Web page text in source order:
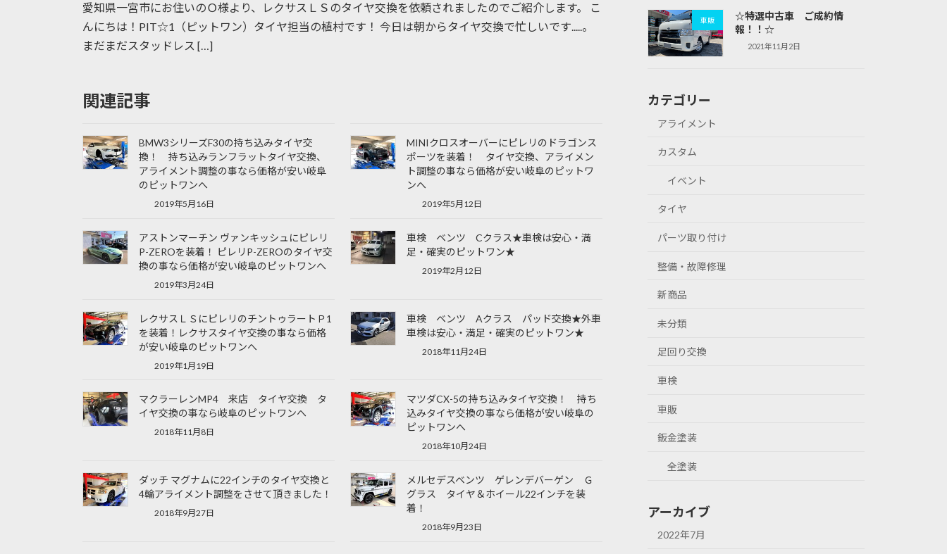
愛知県一宮市にお住いのＯ様より、レクサスＬＳのタイヤ交換を依頼されましたのでご紹介します。 こ
んにちは！PIT☆1（ピットワン）タイヤ担当の植村です！ 今日は朝からタイヤ交換で忙しいです.....。
まだまだスタッドレス […]
関連記事
BMW3シリーズF30の持ち込みタイヤ交
換！ 持ち込みランフラットタイヤ交換、
アライメント調整の事なら価格が安い岐阜
のピットワンへ
2019年5月16日
MINIクロスオーバーにピレリのドラゴンス
ポーツを装着！ タイヤ交換、アライメン
ト調整の事なら価格が安い岐阜のピットワ
ンへ
2019年5月12日
アストンマーチン ヴァンキッシュにピレリ
P-ZEROを装着！ ピレリP-ZEROのタイヤ交
換の事なら価格が安い岐阜のピットワンへ
2019年3月24日
車検 ベンツ Cクラス★車検は安心・満
足・確実のピットワン★
2019年2月12日
レクサスＬＳにピレリのチントゥラートＰ1
を装着！レクサスタイヤ交換の事なら価格
が安い岐阜のピットワンへ
2019年1月19日
車検 ベンツ Aクラス パッド交換★外車
車検は安心・満足・確実のピットワン★
2018年11月24日
マクラーレンMP4 来店 タイヤ交換 タ
イヤ交換の事なら岐阜のピットワンへ
2018年11月8日
マツダCX-5の持ち込みタイヤ交換！ 持ち
込みタイヤ交換の事なら価格が安い岐阜の
ピットワンへ
2018年10月24日
ダッチ マグナムに22インチのタイヤ交換と
4輪アライメント調整をさせて頂きました！
2018年9月27日
メルセデスベンツ ゲレンデバーゲン Ｇ
グラス タイヤ＆ホイール22インチを装
着！
2018年9月23日
車販
☆特選中古車 ご成約情
報！！☆
2021年11月2日
カテゴリー
アライメント
カスタム
イベント
タイヤ
パーツ取り付け
整備・故障修理
新商品
未分類
足回り交換
車検
車販
鈑金塗装
全塗装
アーカイブ
2022年7月